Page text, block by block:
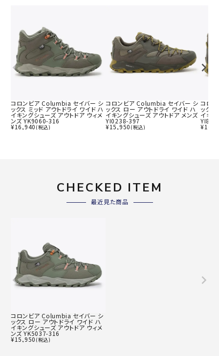
コロンビア Columbia セイバー シ
ックス ミッド アウトドライ ワイド ハ
イキングシューズ アウトドア ウィメ
ンズ YK9060-316
¥16,940 (税込)
コロンビア Columbia セイバー シ
ックス ロー アウトドライ ワイド ハ
イキングシューズ アウトドア メンズ
YI0238-397
¥15,950 (税込)
コロ
ックス
イキ
¥
CHECKED ITEM
最近見た商品
コロンビア Columbia セイバー シ
ックス ロー アウトドライ ワイド ハ
イキングシューズ アウトドア ウィメ
ンズ YK5037-316
¥15,950 (税込)